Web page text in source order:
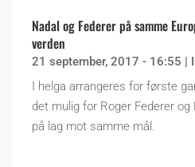
Nadal og Federer på samme
verden
21 september, 2017 - 16:55 |
I helga arrangeres for første
det mulig for Roger Federer
på lag mot samme mål.